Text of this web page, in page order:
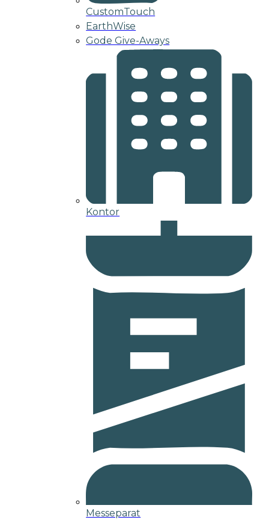
CustomTouch
EarthWise
Gode Give-Aways
Kontor
Messeparat